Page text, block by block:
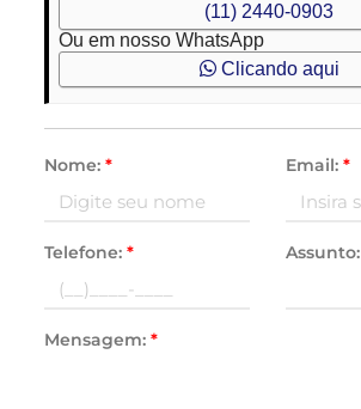
(11) 2440-0903
Ou em nosso WhatsApp
Clicando aqui
Nome: * Email: *
Telefone: * Assunto:
Mensagem: *